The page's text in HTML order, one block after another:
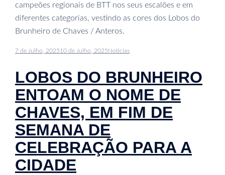
campeões regionais de BTT nos seus escalões e em
diferentes categorias, vestindo as cores dos Lobos do
Brunheiro de Chaves / Anteros.
7 de Julho, 202510 de Julho, 2025Noticias
LOBOS DO BRUNHEIRO
ENTOAM O NOME DE
CHAVES, EM FIM DE
SEMANA DE
CELEBRAÇÃO PARA A
CIDADE